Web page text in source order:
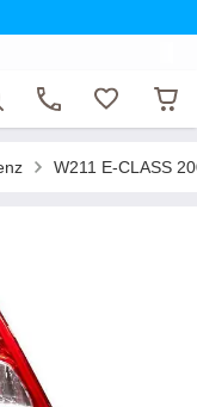
W211 E-CLASS